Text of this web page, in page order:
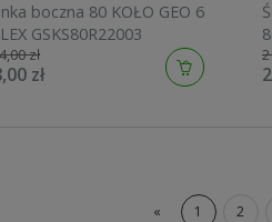
boczna 80 KOŁO GEO 6
GSKS80R22003
zł
zł
« 1 2